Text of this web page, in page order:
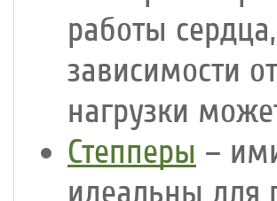
работы
зависимости
нагрузки
Степперы –